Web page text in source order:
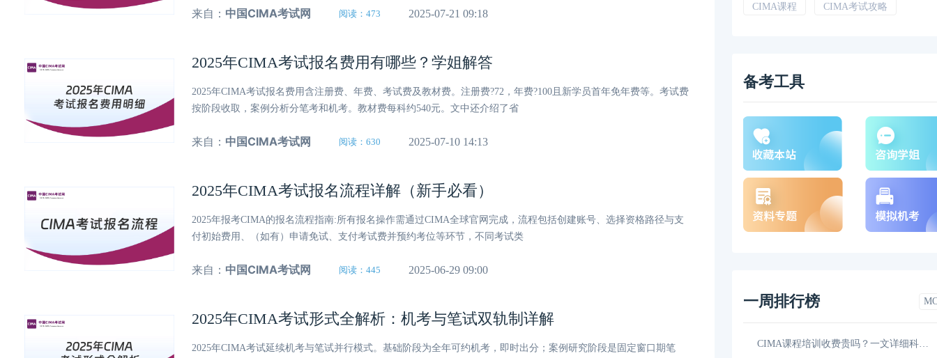
来自： 中国CIMA考试网 阅读：473 2025-07-21 09:18
2025年CIMA考试报名费用有哪些？学姐解答
2025年CIMA考试报名费用含注册费、年费、考试费及教材费。注册费?72，年费?100且新学员首年免年费等。考试费
按阶段收取，案例分析分笔考和机考。教材费每科约540元。文中还介绍了省
来自： 中国CIMA考试网 阅读：630 2025-07-10 14:13
2025年CIMA考试报名流程详解（新手必看）
2025年报考CIMA的报名流程指南:所有报名操作需通过CIMA全球官网完成，流程包括创建账号、选择资格路径与支
付初始费用、（如有）申请免试、支付考试费并预约考位等环节，不同考试类
来自： 中国CIMA考试网 阅读：445 2025-06-29 09:00
2025年CIMA考试形式全解析：机考与笔试双轨制详解
2025年CIMA考试延续机考与笔试并行模式。基础阶段为全年可约机考，即时出分；案例研究阶段是固定窗口期笔
CIMA课程 CIMA考试攻略
备考工具
一周排行榜
2026年CIMA课程培训怎么选择，详细 06-03